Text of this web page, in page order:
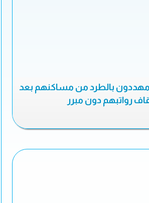
بالطرد من مساكنهم بعد
رواتبهم دون مبرر